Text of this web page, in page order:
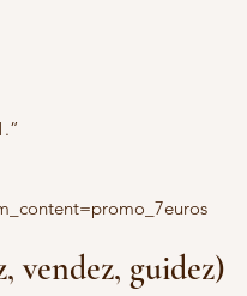
vendez, guidez)